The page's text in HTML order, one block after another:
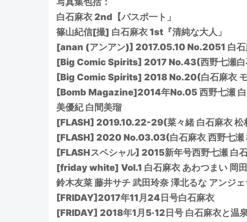
白石麻衣 2nd【パスポ一ト」
篠山紀信[撮] 白石麻衣 1st『清純な大人」
[anan (アンアン)] 2017.05.10 No.2051 白石
[Big Comic Spirits] 2017 No.43(西野七瀬白
[Big Comic Spirits] 2018 No.20(白石麻衣
[Bomb Magazine]2014年No.05 西野七瀬 白
美優紀 白間美瑠
[FLASH] 2019.10.22-29(菜々緒 白石麻衣 松
[FLASH] 2020 No.03.03(白石麻衣 西野七瀬
[FLASHスペシャル] 2015新年号西野七瀬 白
[friday white] Vol.1 白石麻衣 あわつまい 岡
鈴木友菜 藤井サチ 武田玲奈 澤北るな アンジ
[FRIDAY]2017年11月24日号白石麻衣
[FRIDAY] 2018年1月5·12日号 白石麻衣と温